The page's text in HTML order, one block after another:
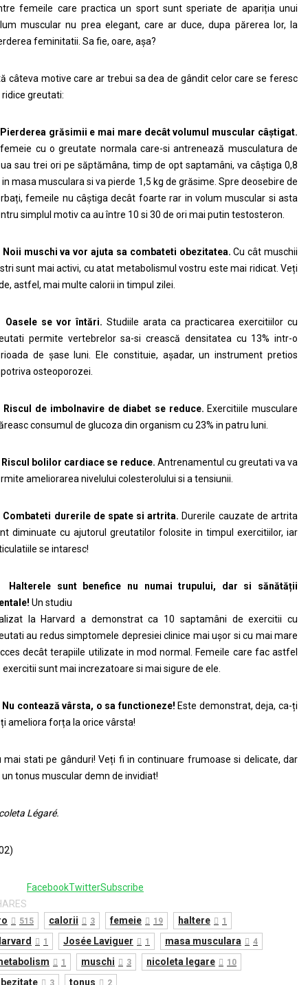
femeile care practica un sport sunt speriate de apariția unui
muscular nu prea elegant, care ar duce, dupa părerea lor, la
feminitatii. Sa fie, oare, așa?
câteva motive care ar trebui sa dea de gândit celor care se feresc
ridice greutati:
grăsimii e mai mare decât volumul muscular câștigat.
cu o greutate normala care-si antrenează musculatura de
sau trei ori pe săptămâna, timp de opt saptamâni, va câștiga 0,8
in masa musculara si va pierde 1,5 kg de grăsime. Spre deosebire de
femeile nu câștiga decât foarte rar in volum muscular si asta
simplul motiv ca au între 10 si 30 de ori mai putin testosteron.
Noii muschi va vor ajuta sa combateti obezitatea.Cu cât muschii
sunt mai activi, cu atat metabolismul vostru este mai ridicat. Veți
astfel, mai multe calorii in timpul zilei.
Oasele se vorîntări. Studiile arata ca practicarea exercitiilor cu
permite vertebrelor sa-si crească densitatea cu 13% intr-o
de șase luni. Ele constituie, așadar, un instrument pretios
osteoporozei.
Riscul de imbolnavire de diabet se reduce. Exercitiile musculare
consumul de glucoza din organism cu 23% in patru luni.
Riscul bolilor cardiace se reduce. Antrenamentul cu greutati va va
ameliorarea nivelului colesterolului si a tensiunii.
Combateti durerile de spate si artrita. Durerile cauzate de artrita
diminuate cu ajutorul greutatilor folosite in timpul exercitiilor, iar
se intaresc!
Halterele sunt benefice nu numai trupului, dar si sănătății
Un studiu
la Harvard a demonstrat ca 10 saptamâni de exercitii cu
au redus simptomele depresiei clinice mai ușor si cu mai mare
decât terapiile utilizate in mod normal. Femeile care fac astfel
exercitii sunt mai increzatoare si mai sigure de ele.
Nu contează vârsta, o sa functioneze! Este demonstrat, deja, ca-ți
ameliora forța la orice vârsta!
mai stati pe gânduri! Veți fi in continuare frumoase si delicate, dar
un tonus muscular demn de invidiat!
Légaré.
FacebookTwitterSubscribe
515 calorii 3 femeie 19 haltere 1
1 Josée Laviguer 1 masa musculara 4
1 muschi 3 nicoleta legare 10
3 tonus 2